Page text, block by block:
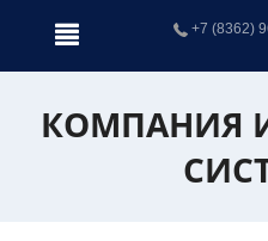
+7 (8362)
КОМПАНИЯ